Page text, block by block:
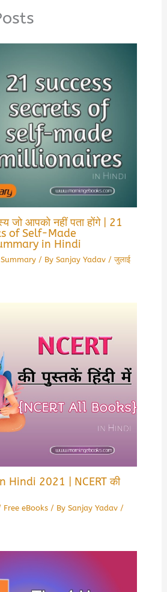
जो आपको नहीं पता होंगे | 21
of Self-Made
in Hindi
/ By Sanjay Yadav /जुलाई
Hindi 2021 | NCERT की
Free eBooks/ By Sanjay Yadav /